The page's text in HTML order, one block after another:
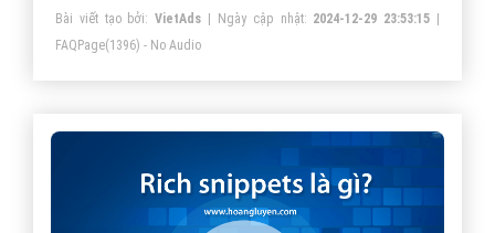
của mình.
Bài viết tạo bởi:VietAds | Ngày cập nhật: 2024-12-29 23:53:15 |
FAQPage(1396) - No Audio